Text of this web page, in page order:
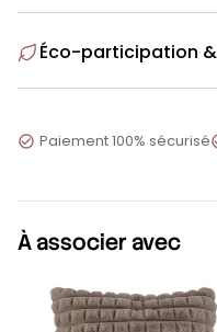
Éco-participation
 Paiement 100% sécurisé
À associer avec